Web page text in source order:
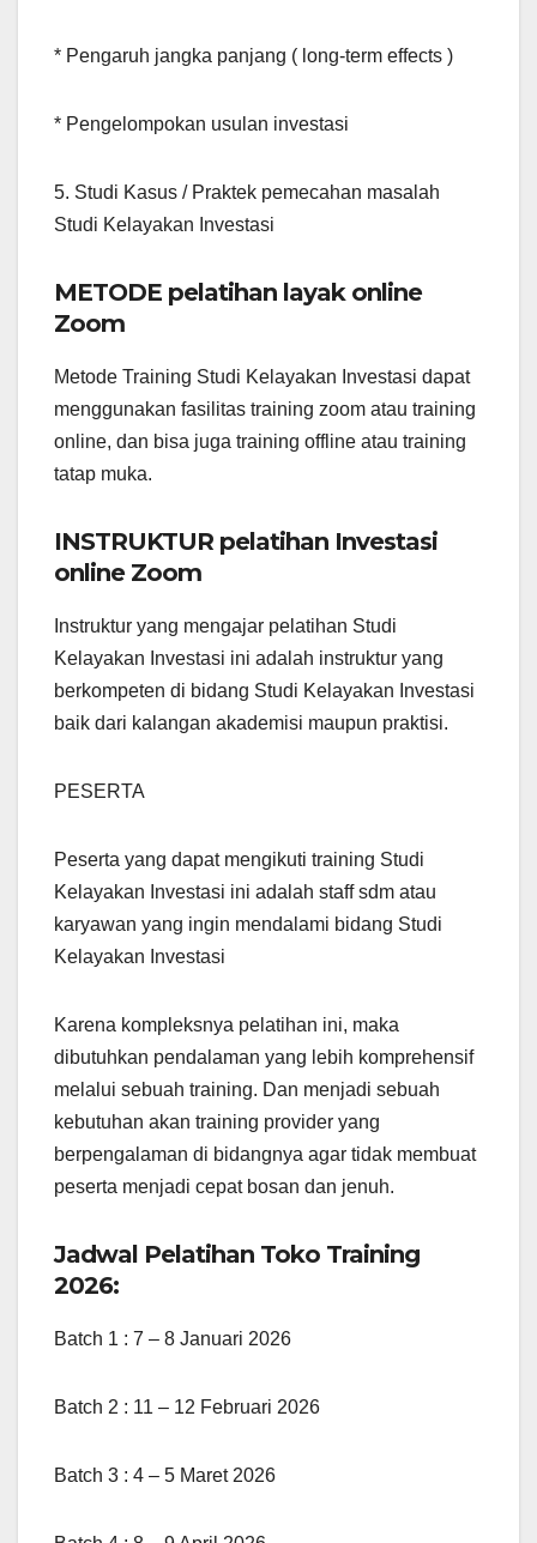
* Pengaruh jangka panjang ( long-term effects )
* Pengelompokan usulan investasi
5. Studi Kasus / Praktek pemecahan masalah
Studi Kelayakan Investasi
METODE pelatihan layak online
Zoom
Metode Training Studi Kelayakan Investasi dapat
menggunakan fasilitas training zoom atau training
online, dan bisa juga training offline atau training
tatap muka.
INSTRUKTUR pelatihan Investasi
online Zoom
Instruktur yang mengajar pelatihan Studi
Kelayakan Investasi ini adalah instruktur yang
berkompeten di bidang Studi Kelayakan Investasi
baik dari kalangan akademisi maupun praktisi.
PESERTA
Peserta yang dapat mengikuti training Studi
Kelayakan Investasi ini adalah staff sdm atau
karyawan yang ingin mendalami bidang Studi
Kelayakan Investasi
Karena kompleksnya pelatihan ini, maka
dibutuhkan pendalaman yang lebih komprehensif
melalui sebuah training. Dan menjadi sebuah
kebutuhan akan training provider yang
berpengalaman di bidangnya agar tidak membuat
peserta menjadi cepat bosan dan jenuh.
Jadwal Pelatihan Toko Training
2026:
Batch 1 : 7 – 8 Januari 2026
Batch 2 : 11 – 12 Februari 2026
Batch 3 : 4 – 5 Maret 2026